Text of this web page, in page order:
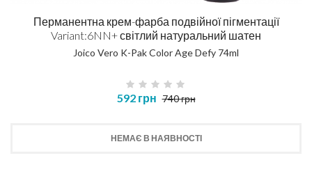
Перманентна крем-фарба подвійної пігментації
Variant:6NN+ світлий натуральний шатен
Joico Vero K-Pak Color Age Defy 74ml
592 грн 740 грн
НЕМАЄ В НАЯВНОСТІ